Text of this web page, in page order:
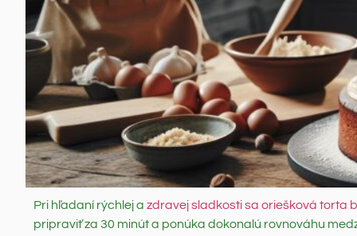
Pri hľadaní rýchlej a zdravej sladkosti sa oriešková torta
pripraviť za 30 minút a ponúka dokonalú rovnováhu